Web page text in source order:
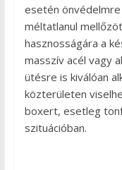
esetén önvédelmre
méltatlanul
hasznosságára a
masszív acél vagy
ütésre is kiválóan
közterületen
boxert, esetleg
szituációban.